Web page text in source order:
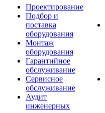
Проектирование
Подбор и
поставка
оборудования
Монтаж
оборудования
Гарантийное
обслуживание
Сервисное
обслуживание
Аудит
инженерных